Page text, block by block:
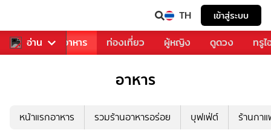
TH เข้าสู่ระบบ
อ่าน
การเพลง อาหาร ท่องเที่ยว ผู้หญิง ดูดวง ทรู
อาหาร
หน้าแรกอาหาร รวมร้านอาหารอร่อย บุฟเฟ่ต์ ร้านกา